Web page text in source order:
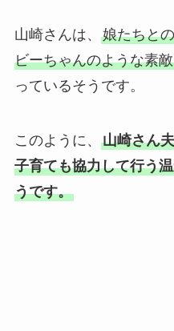
山崎さんは、 娘たちと
ビーちゃんのような素
っているそうです。
このように、 山崎さん
子育ても協力して行う
うです。